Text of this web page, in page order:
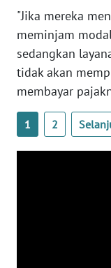
"Jika mereka
meminjam
sedangkan
tidak akan
membayar
1 2
WN
SULTRA
WN
NTB